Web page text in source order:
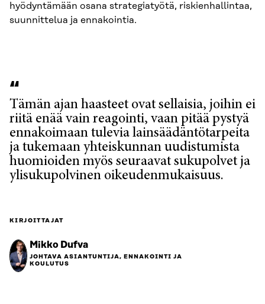
hyödyntämään osana strategiatyötä, riskienhallintaa,
suunnittelua ja ennakointia.
Tämän ajan haasteet ovat sellaisia, joihin ei
riitä enää vain reagointi, vaan pitää pystyä
ennakoimaan tulevia lainsäädäntötarpeita
ja tukemaan yhteiskunnan uudistumista
huomioiden myös seuraavat sukupolvet ja
ylisukupolvinen oikeudenmukaisuus.
KIRJOITTAJAT
Mikko Dufva
JOHTAVA ASIANTUNTIJA, ENNAKOINTI JA
KOULUTUS